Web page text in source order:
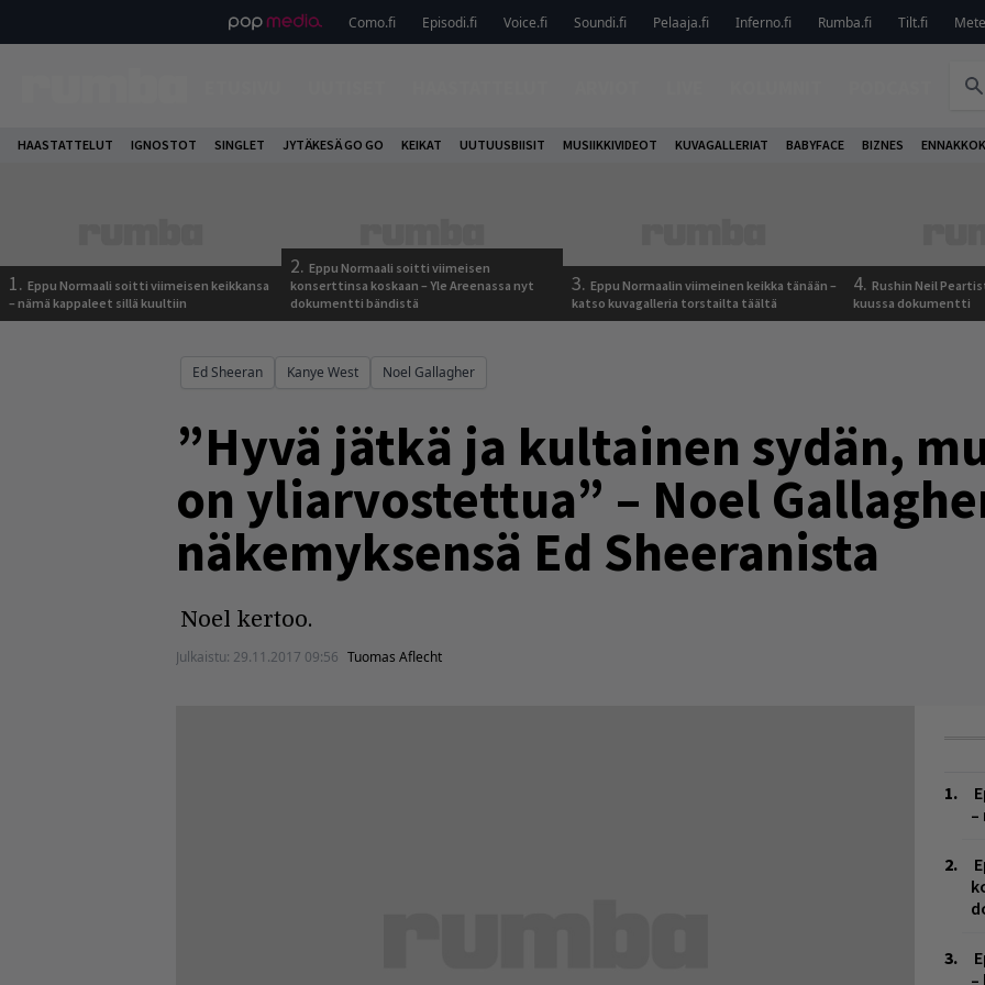
Como.fi Episodi.fi Voice.fi Soundi.fi Pelaaja.fi Inferno.fi Rumba.fi Tilt.fi
HAASTATTELUT IGNOSTOT SINGLET JYTÄKESÄ GO GO KEIKAT UUTUUSBIISIT MUSIIKKIVIDEOT KUVAGALLERIAT BABYFACE BIZNES
1. Eppu Normaali soitti viimeisen keikkansa
– nämä kappaleet sillä kuultiin
2. Eppu Normaali soitti viimeisen
konserttinsa koskaan – Yle Areenassa nyt
dokumentti bändistä
3. Eppu Normaalin viimeinen keikka tänään –
katso kuvagalleria torstailta täältä
4. Rushin Neil
kuussa dokumentti
Ed Sheeran Kanye West Noel Gallagher
”Hyvä jätkä ja kultainen sydän,
on yliarvostettua” – Noel
näkemyksensä Ed Sheeranista
Noel kertoo.
Julkaistu: 29.11.2017 09:56 Tuomas Aflecht
–